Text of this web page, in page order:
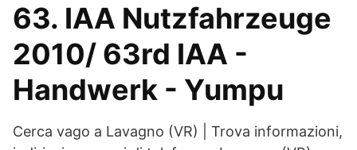
63. IAA Nutzfahrzeuge
2010/ 63rd IAA -
Handwerk - Yumpu
Cerca vago a Lavagno (VR) | Trova informazioni,